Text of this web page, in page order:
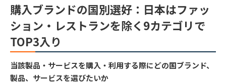
購入ブランドの国別選好：日本はファッ
ション・レストランを除く9カテゴリで
TOP3入り
当該製品・サービスを購入・利用する際にどの国ブランド、
製品、サービスを選びたいか